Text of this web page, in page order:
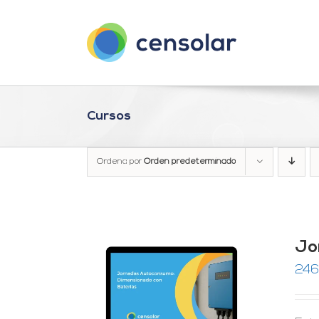
Cursos
Ordena por Orden predeterminado